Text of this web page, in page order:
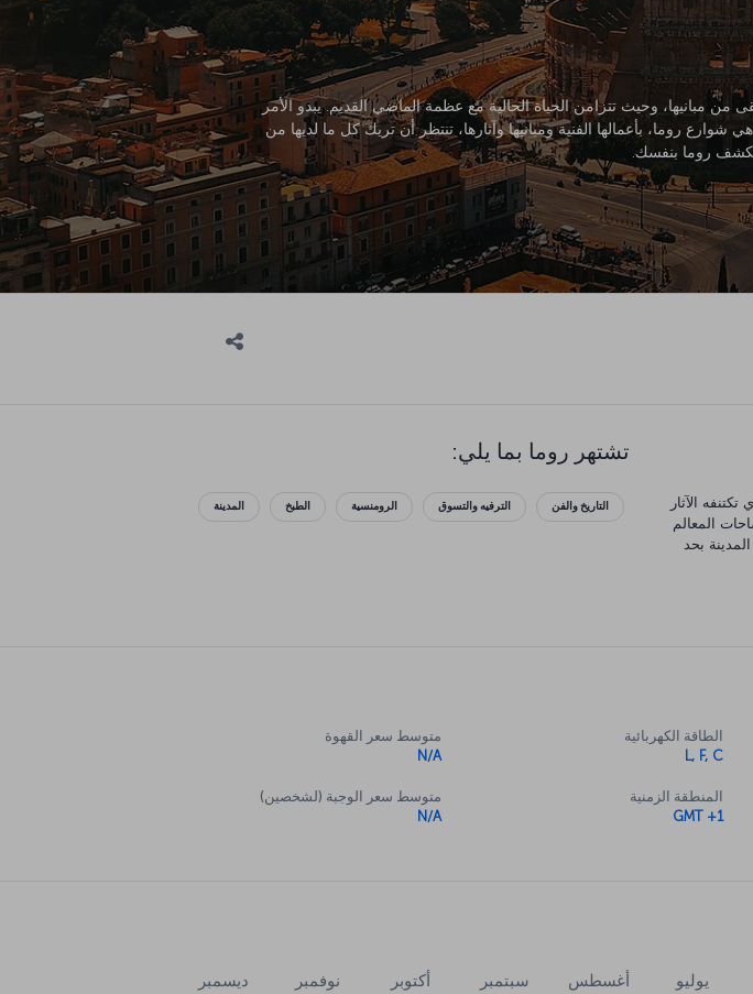
مبانيها، وحيث تتزامن الحياة الحالية مع عظمة الماضي القديم. يبدو الأمر
روما، بأعمالها الفنية ومبانيها وآثارها، تنتظر أن تريك كل ما لديها من
روما بنفسك.
الآثار
المعالم
بحد
تشتهر روما بما يلي:
التاريخ والفن الترفيه والتسوق الرومنسية الطبخ المدينة
الطاقة الكهربائية
L, F, C
المنطقة الزمنية
GMT +1
متوسط سعر القهوة
N/A
متوسط سعر الوجبة (لشخصين)
N/A
يوليو أغسطس سبتمبر أكتوبر نوفمبر ديسمبر